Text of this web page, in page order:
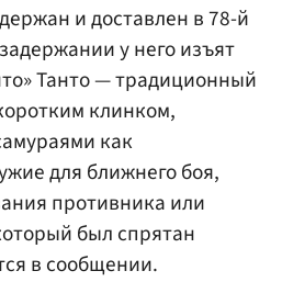
и доставлен в 78-й
у него изъят
Танто — традиционный
клинком,
как
для ближнего боя,
противника или
был спрятан
в сообщении.